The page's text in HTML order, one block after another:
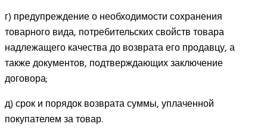
г) предупреждение о необходимости сохранения
товарного вида, потребительских свойств товара
надлежащего качества до возврата его продавцу, а
также документов, подтверждающих заключение
договора;
д) срок и порядок возврата суммы, уплаченной
покупателем за товар.